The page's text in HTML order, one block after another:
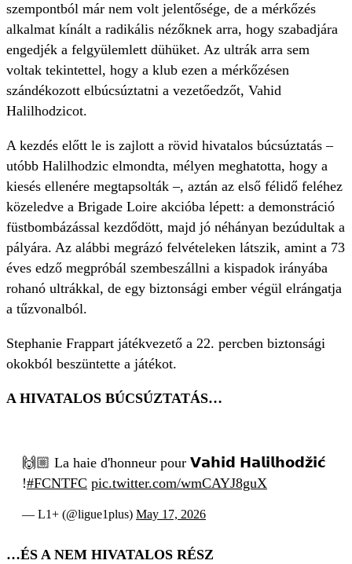
szempontból már nem volt jelentősége, de a mérkőzés
alkalmat kínált a radikális nézőknek arra, hogy szabadjára
engedjék a felgyülemlett dühüket. Az ultrák arra sem
voltak tekintettel, hogy a klub ezen a mérkőzésen
szándékozott elbúcsúztatni a vezetőedzőt, Vahid
Halilhodzicot.
A kezdés előtt le is zajlott a rövid hivatalos búcsúztatás –
utóbb Halilhodzic elmondta, mélyen meghatotta, hogy a
kiesés ellenére megtapsolták –, aztán az első félidő feléhez
közeledve a Brigade Loire akcióba lépett: a demonstráció
füstbombázással kezdődött, majd jó néhányan bezúdultak a
pályára. Az alábbi megrázó felvételeken látszik, amint a 73
éves edző megpróbál szembeszállni a kispadok irányába
rohanó ultrákkal, de egy biztonsági ember végül elrángatja
a tűzvonalból.
Stephanie Frappart játékvezető a 22. percben biztonsági
okokból beszüntette a játékot.
A HIVATALOS BÚCSÚZTATÁS…
🙌🏼 La haie d'honneur pour 𝗩𝗮𝗵𝗶𝗱 𝗛𝗮𝗹𝗶𝗹𝗵𝗼𝗱𝘇̌𝗶𝗰́
!#FCNTFC pic.twitter.com/wmCAYJ8guX
— L1+ (@ligue1plus) May 17, 2026
…ÉS A NEM HIVATALOS RÉSZ